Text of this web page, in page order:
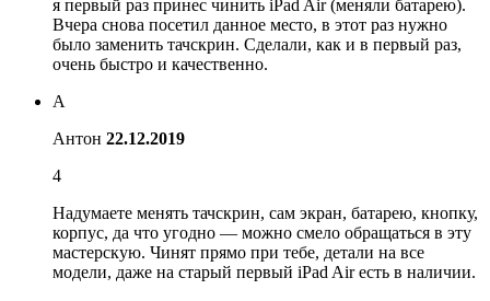
я первый раз принес чинить iPad Air (меняли батарею).
Вчера снова посетил данное место, в этот раз нужно
было заменить тачскрин. Сделали, как и в первый раз,
очень быстро и качественно.
А
Антон 22.12.2019
4
Надумаете менять тачскрин, сам экран, батарею, кнопку,
корпус, да что угодно — можно смело обращаться в эту
мастерскую. Чинят прямо при тебе, детали на все
модели, даже на старый первый iPad Air есть в наличии.